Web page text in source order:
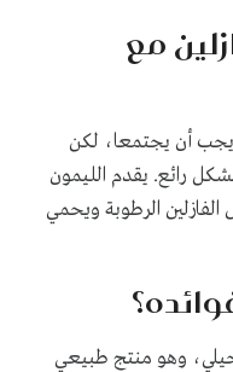
مع
يجب أن يجتمعا، لكن
رائع. يقدم الليمون
الرطوبة ويحمي
جيلي، وهو منتج طبيعي